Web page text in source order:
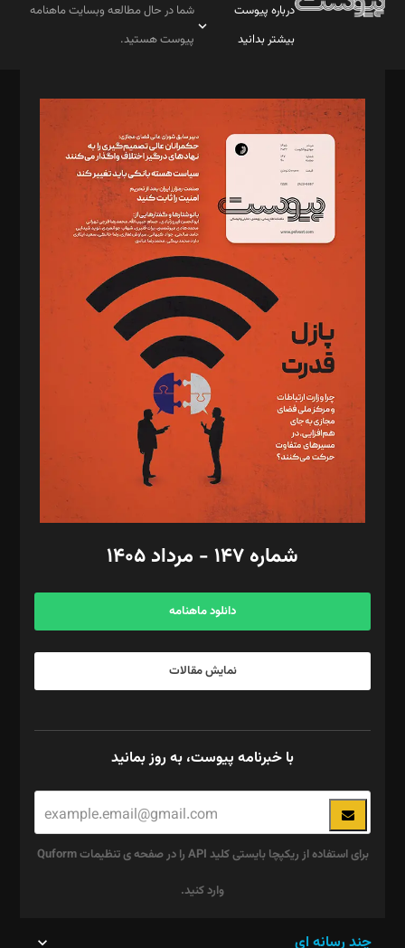
درباره پیوست
بیشتر بدانید
شما در حال مطالعه وبسایت ماهنامه
پیوست هستید.
مدیر مسئول: محمدباقر اثنی‌عشری
سردبیر: مهرک محمودی
دبیر تحریریه: میثم قاسمی
د‌بیر ناداستان: سمانه سمیع
د‌بیر خدمت و تجارت: ابوالفضل رجبی
د‌بیر حقوق فناوری: حسام‌الدین ایپکچی
د‌بیر پیوست جهان: مینا پاکدل
د‌بیر تحریریه آنلاین: بابک نقاش
تحریریه‌: مجتبی محمود‌ی، آرش برهمند، یسنا امان‌پور، سروش کرمیان،
مصطفی مسجدی آرانی، ابوالفضل رجبی، زهرا فکرانه، فائزه فتحی
رستمی،مصطفی باستان
ویرایش: نگار استاد‌‌آقا
طراح یونیفرم: مجید توکلی
فیلمبرداری و عکاسی: امیر شفیعی، مانی لطفی زاده
گرافیک و صفحه‌آرایی: سید‌سبحان‌علی ثابت
مد‌یر توسعه تجاری: کامبیز برید‌
امور مالی: شاپور رهبری، محمد‌ کاظمی‌نیا
آگهی و مشترکین: ۰۹۱۹۹۹۹۰۴۵۴
شماره ۱۴۷ - مرداد ۱۴۰۵
دانلود ماهنامه
نمایش مقالات
با خبرنامه پیوست، به روز بمانید
برای استفاده از ریکپچا بایستی کلید API را در صفحه ی تنظیمات Quform
وارد کنید.
چند رسانه ای